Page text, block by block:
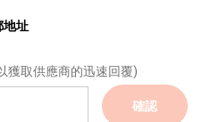
地址
獲取供應商的迅速回覆)
確認